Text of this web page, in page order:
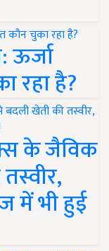
ऊर्जा
रहा है?
के जैविक
में भी हुई